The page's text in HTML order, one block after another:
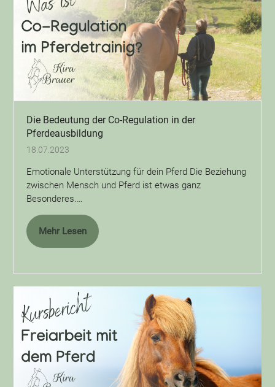
Die Bedeutung der Co-Regulation in der
Pferdeausbildung
18.07.2023
Emotionale Unterstützung für dein Pferd Die Beziehung
zwischen Mensch und Pferd ist etwas ganz
Besonderes.…
Mehr Lesen